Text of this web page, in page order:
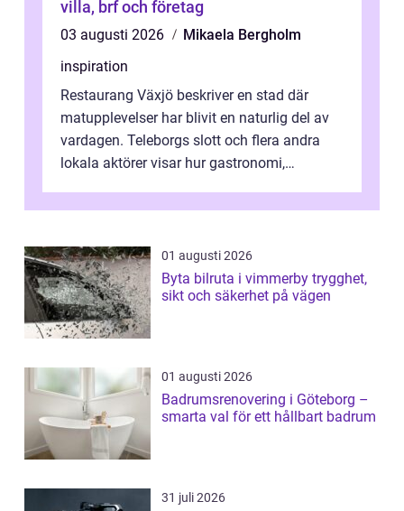
villa, brf och företag
03 augusti 2026
Mikaela Bergholm
inspiration
Restaurang Växjö beskriver en stad där
matupplevelser har blivit en naturlig del av
vardagen. Teleborgs slott och flera andra
lokala aktörer visar hur gastronomi,
01 augusti 2026
Byta bilruta i vimmerby trygghet,
sikt och säkerhet på vägen
01 augusti 2026
Badrumsrenovering i Göteborg –
smarta val för ett hållbart badrum
31 juli 2026